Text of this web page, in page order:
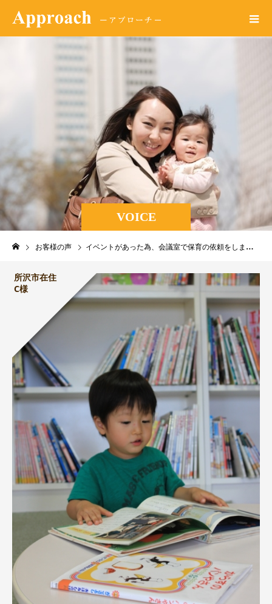
VOICE
お客様の声 イベントがあった為、会議室で保育の依頼をしました。子供達も楽しく遊んでいて、とても助かりました。有り難うございました。
所沢市在住
C様